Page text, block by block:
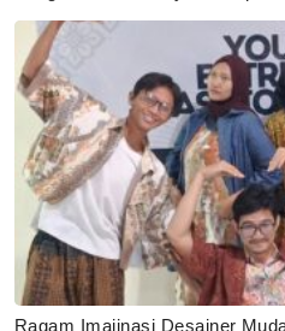
Ragam Imajinasi Desainer